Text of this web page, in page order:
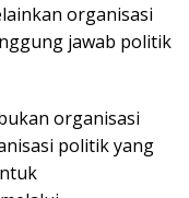
organisasi
jawab politik
organisasi
politik yang